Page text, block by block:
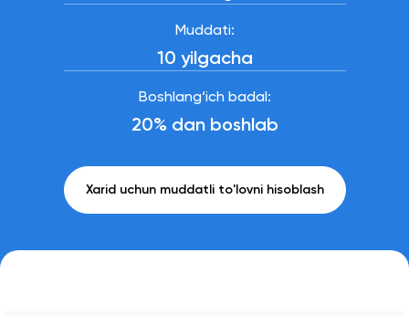
Muddati:
10 yilgacha
Boshlang‘ich badal:
20% dan boshlab
Xarid uchun muddatli to'lovni hisoblash